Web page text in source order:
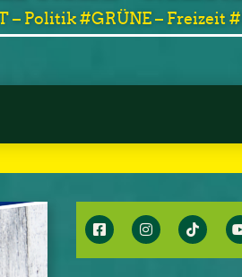
– Politik #GRÜNE – Freizeit